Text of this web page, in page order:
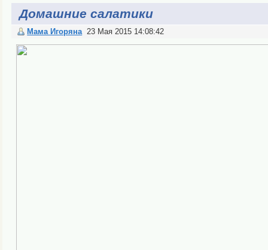
Домашние салатики
Мама Игоряна 23 Мая 2015 14:08:42